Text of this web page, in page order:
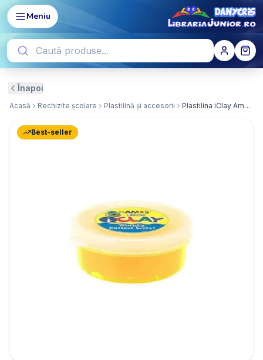
Meniu
Înapoi
Acasă Rechizite școlare Plastilină și accesorii Plastilina iClay Amos, 18g/cutie, galben
Best-seller